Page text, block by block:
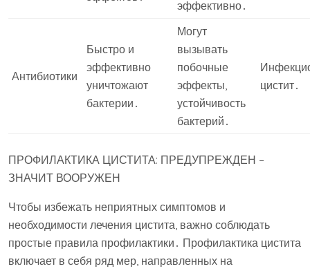
эффективно․
Антибиотики
Быстро и
эффективно
уничтожают
бактерии․
Могут
вызывать
побочные
эффекты,
устойчивость
бактерий․
цистит․
ПРОФИЛАКТИКА ЦИСТИТА: ПРЕДУПРЕЖДЕН –
ЗНАЧИТ ВООРУЖЕН
Чтобы избежать неприятных симптомов и
необходимости лечения цистита, важно соблюдать
простые правила профилактики․ Профилактика цистита
включает в себя ряд мер, направленных на